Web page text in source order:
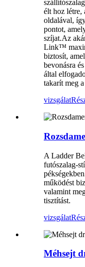
élt hoz létre,
oldalával,
pontot,
szíjat.Az
Link™
biztosít,
bevonásra
által
takarít meg
vizsgálat
A Ladder
futószalag-
működést
valamint
tisztítást.
vizsgálat
Méhsejt